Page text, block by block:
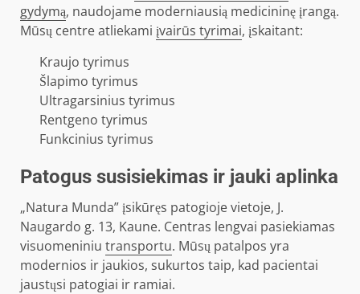
gydymą, naudojame moderniausią medicininę įrangą.
Mūsų centre atliekami įvairūs tyrimai, įskaitant:
Kraujo tyrimus
Šlapimo tyrimus
Ultragarsinius tyrimus
Rentgeno tyrimus
Funkcinius tyrimus
Patogus susisiekimas ir jauki aplinka
„Natura Munda” įsikūręs patogioje vietoje, J.
Naugardo g. 13, Kaune. Centras lengvai pasiekiamas
visuomeniniu transportu. Mūsų patalpos yra
modernios ir jaukios, sukurtos taip, kad pacientai
jaustųsi patogiai ir ramiai.